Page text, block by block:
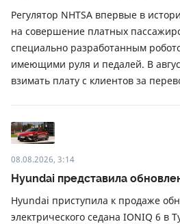
Регулятор NHTSA впервые в
на совершение платных
специально разработанным
имеющими руля и педалей. В
взимать плату с клиентов за
08.08.2026, 3:14
Hyundai представила
Hyundai приступила к продаже
электрического седана IONIQ 6 в